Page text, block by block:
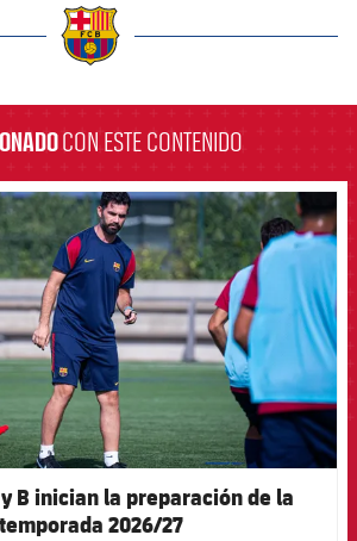
CON ESTE CONTENIDO
FCB Barcelona badge
B inician la preparación de la
temporada 2026/27